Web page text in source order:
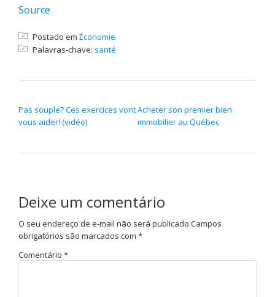
Source
Postado em Économie
Palavras-chave: santé
Pas souple? Ces exercices vont
vous aider! (vidéo)
Acheter son premier bien
immobilier au Québec
Deixe um comentário
O seu endereço de e-mail não será publicado.Campos
obrigatórios são marcados com *
Comentário *